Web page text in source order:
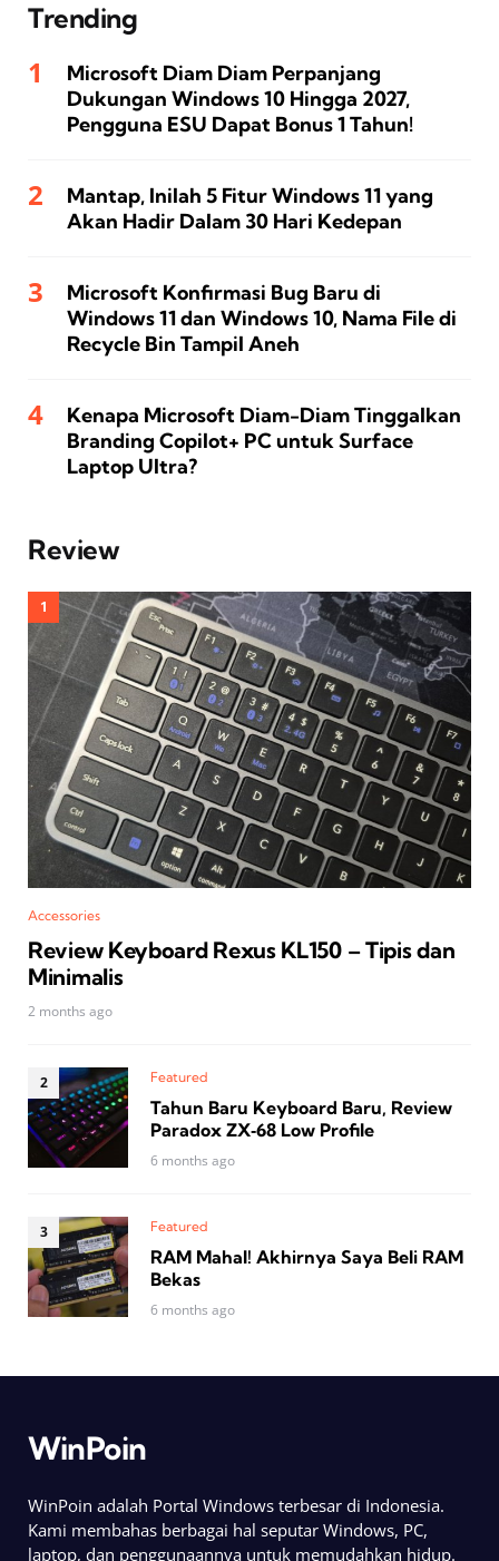
Trending
Microsoft Diam Diam Perpanjang
Dukungan Windows 10 Hingga 2027,
Pengguna ESU Dapat Bonus 1 Tahun!
Mantap, Inilah 5 Fitur Windows 11 yang
Akan Hadir Dalam 30 Hari Kedepan
Microsoft Konfirmasi Bug Baru di
Windows 11 dan Windows 10, Nama File di
Recycle Bin Tampil Aneh
Kenapa Microsoft Diam-Diam Tinggalkan
Branding Copilot+ PC untuk Surface
Laptop Ultra?
Review
Accessories
Review Keyboard Rexus KL150 – Tipis dan
Minimalis
2 months ago
Featured
Tahun Baru Keyboard Baru, Review
Paradox ZX‑68 Low Profile
6 months ago
Featured
RAM Mahal! Akhirnya Saya Beli RAM
Bekas
6 months ago
WinPoin
WinPoin adalah Portal Windows terbesar di Indonesia.
Kami membahas berbagai hal seputar Windows, PC,
laptop, dan penggunaannya untuk memudahkan hidup.